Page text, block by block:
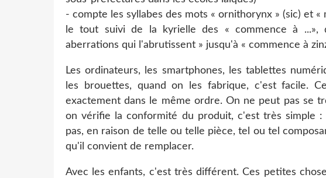
- compte les syllabes des mots « ornithorynx » (sic) et «
le tout suivi de la kyrielle des « commence à ...»,
aberrations qui l'abrutissent » jusqu'à « commence à
Les ordinateurs, les smartphones, les tablettes
les brouettes, quand on les fabrique, c'est facile.
exactement dans le même ordre. On ne peut pas se
on vérifie la conformité du produit, c'est très simple
pas, en raison de telle ou telle pièce, tel ou tel
qu'il convient de remplacer.
Avec les enfants, c'est très différent. Ces petites